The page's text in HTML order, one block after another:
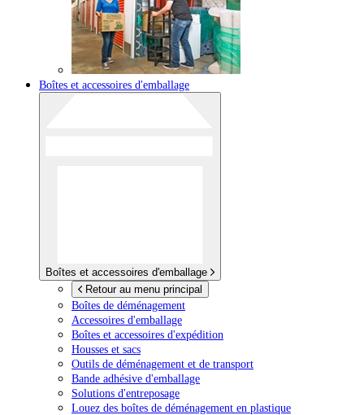
Boîtes et accessoires d'emballage
Boîtes et accessoires d'emballage
Retour au menu principal
Boîtes de déménagement
Accessoires d'emballage
Boîtes et accessoires d'expédition
Housses et sacs
Outils de déménagement et de transport
Bande adhésive d'emballage
Solutions d'entreposage
Louez des boîtes de déménagement en plastique